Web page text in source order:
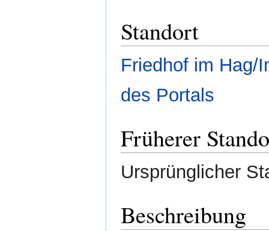
Standort
Friedhof im Hag/
des Portals
Früherer
Ursprünglicher
Beschreibung